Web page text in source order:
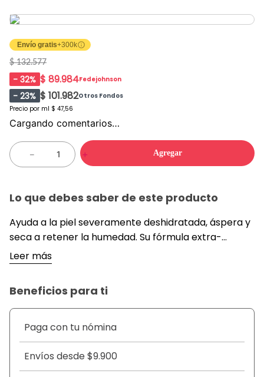
Envío gratis+300k
$ 132.577
-32% $ 89.984Fedejohnson
-23% $ 101.982Otros Fondos
Precio por ml $ 47,56
Cargando comentarios…
＋
－ Agregar
Lo que debes saber de este producto
Ayuda a la piel severamente deshidratada, áspera y
seca a retener la humedad. Su fórmula extra-
enriquecida con emolientes proporciona
humectación inmediata que incrementa la
humectación en tan solo una semana.
Leer más
Beneficios para ti
Paga con tu nómina
Envíos desde $9.900